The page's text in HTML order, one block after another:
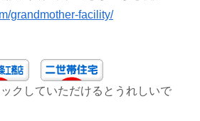
grandmother-facility/
クしていただけるとうれしいで